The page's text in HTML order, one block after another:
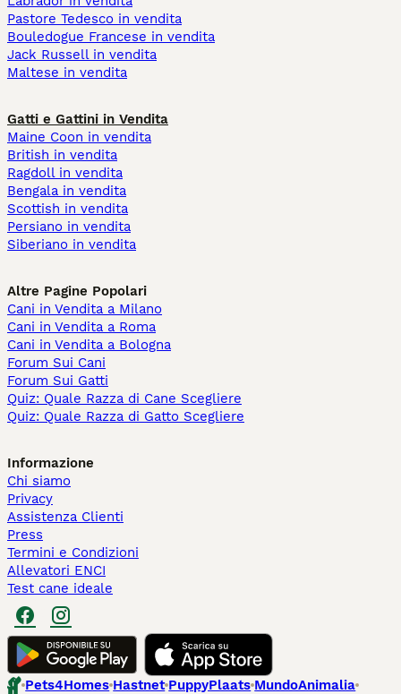
Pastore Tedesco in vendita
Bouledogue Francese in vendita
Jack Russell in vendita
Maltese in vendita
Gatti e Gattini in Vendita
Maine Coon in vendita
British in vendita
Ragdoll in vendita
Bengala in vendita
Scottish in vendita
Persiano in vendita
Siberiano in vendita
Altre Pagine Popolari
Cani in Vendita a Milano
Cani in Vendita a Roma
Cani in Vendita a Bologna
Forum Sui Cani
Forum Sui Gatti
Quiz: Quale Razza di Cane Scegliere
Quiz: Quale Razza di Gatto Scegliere
Informazione
Chi siamo
Privacy
Assistenza Clienti
Press
Termini e Condizioni
Allevatori ENCI
Test cane ideale
Pets4Homes Hastnet PuppyPlaats MundoAnimalia